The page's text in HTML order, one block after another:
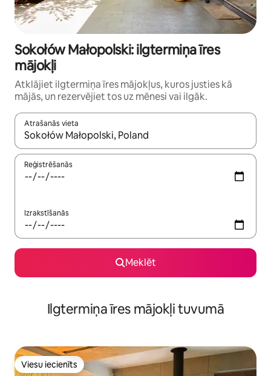
Sokołów Małopolski: ilgtermiņa īres
mājokļi
Atklājiet ilgtermiņa īres mājokļus, kuros justies kā
mājās, un rezervējiet tos uz mēnesi vai ilgāk.
Atrašanās vieta
Kad rezultāti kļūs pieejami, izmantojiet bultiņu uz augšu un
Reģistrēšanās
Izrakstīšanās
Meklēt
Ilgtermiņa īres mājokļi tuvumā
Viesu iecienīts
Viesu iecienīts